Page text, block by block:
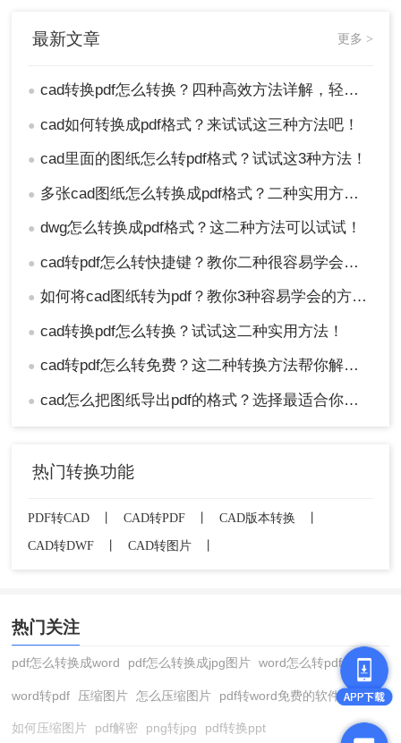
最新文章 更多 >
● cad转换pdf怎么转换？四种高效方法详解，轻松搞定格式转换！
● cad如何转换成pdf格式？来试试这三种方法吧！
● cad里面的图纸怎么转pdf格式？试试这3种方法！
● 多张cad图纸怎么转换成pdf格式？二种实用方法详解！
● dwg怎么转换成pdf格式？这二种方法可以试试！
● cad转pdf怎么转快捷键？教你二种很容易学会的方法！
● 如何将cad图纸转为pdf？教你3种容易学会的方法!
● cad转换pdf怎么转换？试试这二种实用方法！
● cad转pdf怎么转免费？这二种转换方法帮你解决！
● cad怎么把图纸导出pdf的格式？选择最适合你的高效方法！
热门转换功能
PDF转CAD 丨 CAD转PDF 丨 CAD版本转换
丨
CAD转DWF
丨 CAD转图片 丨
热门关注
pdf怎么转换成word pdf怎么转换成jpg图片 word怎么转pdf
word转pdf 压缩图片 怎么压缩图片 pdf转word免费的软件
如何压缩图片 pdf解密 png转jpg pdf转换ppt